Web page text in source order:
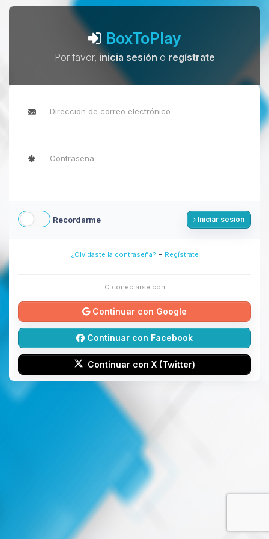
BoxToPlay
Por favor, inicia sesión o regístrate
Recordarme Iniciar sesión
¿Olvidaste la contraseña? - Regístrate
O conectarse con
Continuar con Google
Continuar con Facebook
Continuar con X (Twitter)